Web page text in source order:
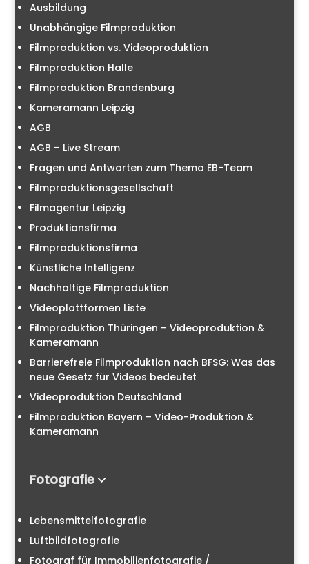
Ausbildung
Unabhängige Filmproduktion
Filmproduktion vs. Videoproduktion
Filmproduktion Halle
Filmproduktion Brandenburg
Kameramann Leipzig
AGB
AGB – Live Stream
Fragen und Antworten zum Thema EB-Team
Filmproduktionsgesellschaft
Filmagentur Leipzig
Produktionsfirma
Filmproduktionsfirma
Künstliche Intelligenz
Nachhaltige Filmproduktion
Videoplattformen Liste
Filmproduktion Thüringen – Videoproduktion &
Kameramann
Barrierefreie Filmproduktion nach BFSG: Was das
neue Gesetz für Videos bedeutet
Videoproduktion Deutschland
Filmproduktion Bayern – Video-Produktion &
Kameramann
Fotografie
Lebensmittelfotografie
Luftbildfotografie
Fotograf für Immobilienfotografie /